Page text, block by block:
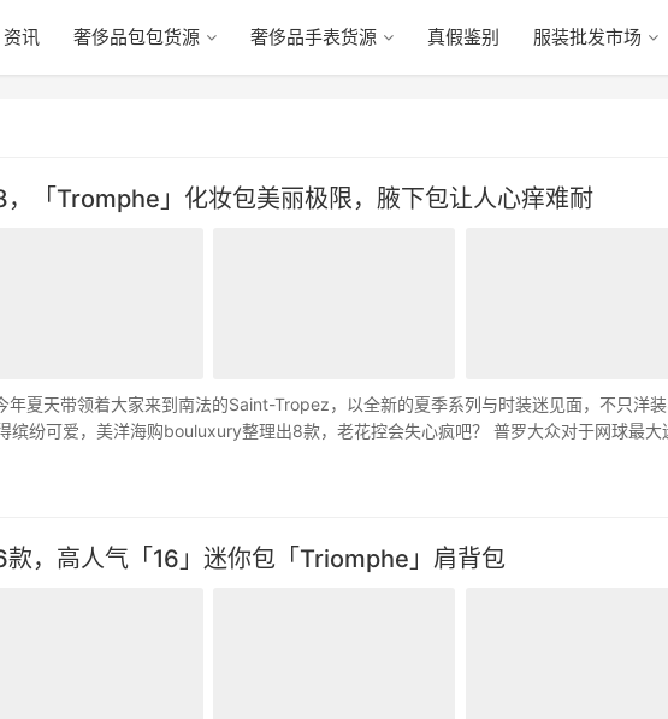
资讯 奢侈品包包货源 奢侈品手表货源 真假鉴别 服装批发市场
「Tromphe」化妆包美丽极限，腋下包让人心痒难耐
年夏天带领着大家来到南法的Saint-Tropez，以全新的夏季系列与时装迷见面，不只洋
缤纷可爱，美洋海购bouluxury整理出8款，老花控会失心疯吧？ 普罗大众对于网球最大
，高人气「16」迷你包「Triomphe」肩背包